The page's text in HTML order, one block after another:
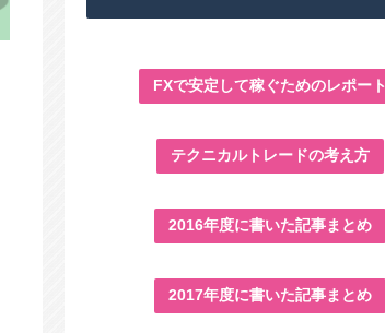
FXで安定して稼ぐためのレポート
テクニカルトレードの考え方
2016年度に書いた記事まとめ
2017年度に書いた記事まとめ